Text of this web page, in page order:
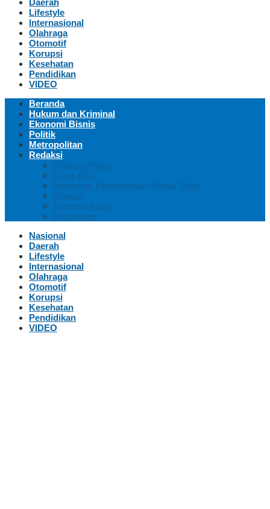
Daerah
Lifestyle
Internasional
Olahraga
Otomotif
Korupsi
Kesehatan
Pendidikan
VIDEO
Beranda
Hukum dan Kriminal
Ekonomi Bisnis
Politik
Metropolitan
Redaksi
Privacy Policy
Kode Etik
Pedoman Pemberitaan Media Siber
Kontak
Tentang Kami
Disclaimer
Nasional
Daerah
Lifestyle
Internasional
Olahraga
Otomotif
Korupsi
Kesehatan
Pendidikan
VIDEO